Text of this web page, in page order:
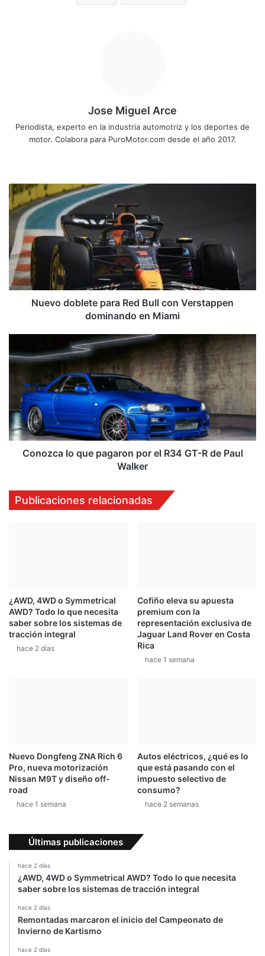
Jose Miguel Arce
Periodista, experto en la industria automotriz y los deportes de
motor. Colabora para PuroMotor.com desde el año 2017.
Nuevo
doblete
para
Red
Bull
con
Verstappen
dominando
en
Nuevo doblete para Red Bull con Verstappen
dominando en Miami
lo
que
pagaron
R34
GT-
R
Conozca lo que pagaron por el R34 GT-R de Paul
Walker
Publicaciones relacionadas
¿AWD, 4WD o Symmetrical
AWD? Todo lo que necesita
saber sobre los sistemas de
tracción integral
hace 2 días
Cofiño eleva su apuesta
premium con la
representación exclusiva de
Jaguar Land Rover en Costa
Rica
hace 1 semana
Nuevo Dongfeng ZNA Rich 6
Pro, nueva motorización
Nissan M9T y diseño off-
road
hace 1 semana
Autos eléctricos, ¿qué es lo
que está pasando con el
impuesto selectivo de
consumo?
hace 2 semanas
Últimas publicaciones
hace 2 días
¿AWD, 4WD o Symmetrical AWD? Todo lo que necesita
saber sobre los sistemas de tracción integral
hace 2 días
Remontadas marcaron el inicio del Campeonato de
Invierno de Kartismo
hace 2 días